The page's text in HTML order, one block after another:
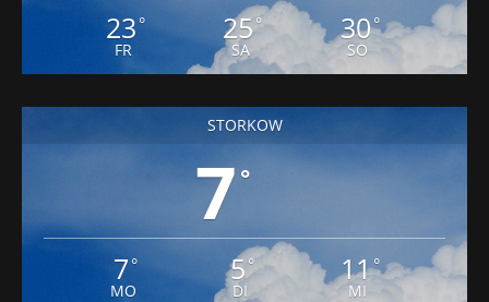
23 °
FR
25°
SA
30°
SO
STORKOW
7°
7 °
MO
5°
DI
11°
MI